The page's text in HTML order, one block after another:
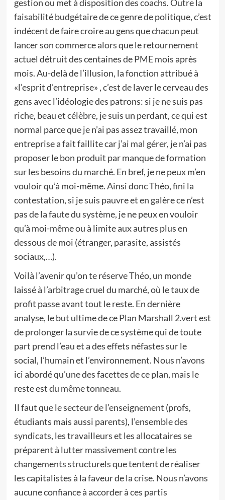
gestion ou met à disposition des coachs. Outre la
faisabilité budgétaire de ce genre de politique, c’est
indécent de faire croire au gens que chacun peut
lancer son commerce alors que le retournement
actuel détruit des centaines de PME mois après
mois. Au-delà de l’illusion, la fonction attribué à
«l’esprit d’entreprise» , c’est de laver le cerveau des
gens avec l’idéologie des patrons: si je ne suis pas
riche, beau et célèbre, je suis un perdant, ce qui est
normal parce que je n’ai pas assez travaillé, mon
entreprise a fait faillite car j’ai mal gérer, je n’ai pas
proposer le bon produit par manque de formation
sur les besoins du marché. En bref, je ne peux m’en
vouloir qu’à moi-même. Ainsi donc Théo, fini la
contestation, si je suis pauvre et en galère ce n’est
pas de la faute du système, je ne peux en vouloir
qu’à moi-même ou à limite aux autres plus en
dessous de moi (étranger, parasite, assistés
sociaux,…).
Voilà l’avenir qu’on te réserve Théo, un monde
laissé à l’arbitrage cruel du marché, où le taux de
profit passe avant tout le reste. En dernière
analyse, le but ultime de ce Plan Marshall 2.vert est
de prolonger la survie de ce système qui de toute
part prend l’eau et a des effets néfastes sur le
social, l’humain et l’environnement. Nous n’avons
ici abordé qu’une des facettes de ce plan, mais le
reste est du même tonneau.
Il faut que le secteur de l’enseignement (profs,
étudiants mais aussi parents), l’ensemble des
syndicats, les travailleurs et les allocataires se
préparent à lutter massivement contre les
changements structurels que tentent de réaliser
les capitalistes à la faveur de la crise. Nous n’avons
aucune confiance à accorder à ces partis